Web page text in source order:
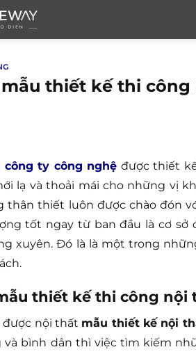
thiết kế thi
công ty công nghệ được thiết
lạ và thoải mái cho những vị
thân thiết luôn được chào đón
tốt ngay từ ban đầu là cơ
xuyên. Đó là là một trong
thiết kế thi công
nội thất mẫu thiết kế nội
và bình dân thì việc tìm kiếm